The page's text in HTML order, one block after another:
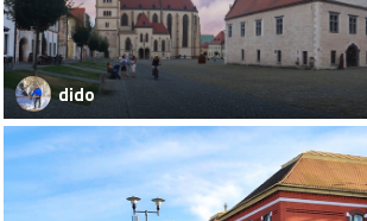
dido